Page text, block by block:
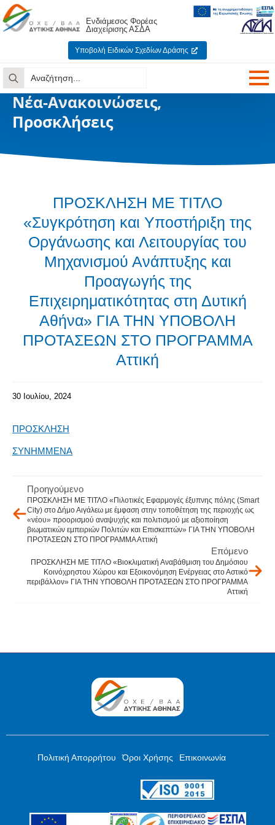
Ενδιάμεσος Φορέας
Διαχείρισης ΑΣΔΑ
Υποβολή Ειδικών Σχεδίων Δράσης
Search
for:
Νέα-Ανακοινώσεις,
Προσκλήσεις
ΠΡΟΣΚΛΗΣΗ ΜΕ ΤΙΤΛΟ
«Συγκρότηση και Υποστήριξη της
Οργάνωσης και Λειτουργίας του
Μηχανισμού Ανάπτυξης και
Προαγωγής της
Επιχειρηματικότητας στη Δυτική
Αθήνα» ΓΙΑ ΤΗΝ ΥΠΟΒΟΛΗ
ΠΡΟΤΑΣΕΩΝ ΣΤΟ ΠΡΟΓΡΑΜΜΑ
Αττική
30 Ιουλίου, 2024
ΠΡΟΣΚΛΗΣΗ
ΣΥΝΗΜΜΕΝΑ
Προηγούμενο
ΠΡΟΣΚΛΗΣΗ ΜΕ ΤΙΤΛΟ «Πιλοτικές Εφαρμογές έξυπνης πόλης (Smart
City) στο Δήμο Αιγάλεω με έμφαση στην τοποθέτηση της περιοχής ως
«νέου» προορισμού αναψυχής και πολιτισμού με αξιοποίηση
βιωματικών εμπειριών Πολιτών και Επισκεπτών» ΓΙΑ ΤΗΝ ΥΠΟΒΟΛΗ
ΠΡΟΤΑΣΕΩΝ ΣΤΟ ΠΡΟΓΡΑΜΜΑ Αττική
Επόμενο
ΠΡΟΣΚΛΗΣΗ ΜΕ ΤΙΤΛΟ «Βιοκλιματική Αναβάθμιση του Δημόσιου
Κοινόχρηστου Χώρου και Εξοικονόμηση Ενέργειας στο Αστικό
περιβάλλον» ΓΙΑ ΤΗΝ ΥΠΟΒΟΛΗ ΠΡΟΤΑΣΕΩΝ ΣΤΟ ΠΡΟΓΡΑΜΜΑ
Αττική
Πολιτική Απορρήτου Όροι Χρήσης Επικοινωνία